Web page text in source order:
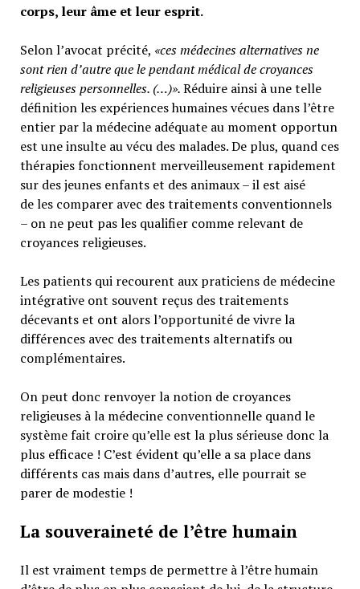
corps, leur âme et leur esprit.
Selon l’avocat précité, «ces médecines alternatives ne
sont rien d’autre que le pendant médical de croyances
religieuses personnelles. (…)».Réduire ainsi à une telle
définition les expériences humaines vécues dans l’être
entier par la médecine adéquate au moment opportun
est une insulte au vécu des malades. De plus, quand ces
thérapies fonctionnent merveilleusement rapidement
sur des jeunes enfants et des animaux – il est aisé
de les comparer avec des traitements conventionnels
– on ne peut pas les qualifier comme relevant de
croyances religieuses.
Les patients qui recourent aux praticiens de médecine
intégrative ont souvent reçus des traitements
décevants et ont alors l’opportunité de vivre la
différences avec des traitements alternatifs ou
complémentaires.
On peut donc renvoyer la notion de croyances
religieuses à la médecine conventionnelle quand le
système fait croire qu’elle est la plus sérieuse donc la
plus efficace ! C’est évident qu’elle a sa place dans
différents cas mais dans d’autres, elle pourrait se
parer de modestie !
La souveraineté de l’être humain
Il est vraiment temps de permettre à l’être humain